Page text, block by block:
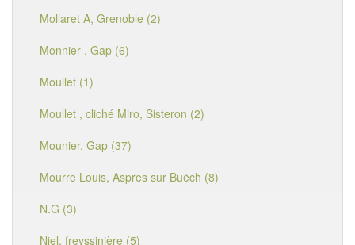
Mollaret A, Grenoble (2)
Monnier , Gap (6)
Moullet (1)
Moullet , cliché Miro, Sisteron (2)
Mounier, Gap (37)
Mourre Louis, Aspres sur Buëch (8)
N.G (3)
Niel, freyssinière (5)